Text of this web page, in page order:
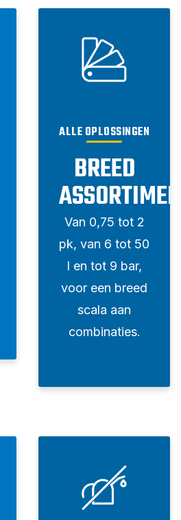
ALLE OPLOSSINGEN
BREED
Van 0,75 tot 2
pk, van 6 tot 50
l en tot 9 bar,
voor een breed
scala aan
combinaties.